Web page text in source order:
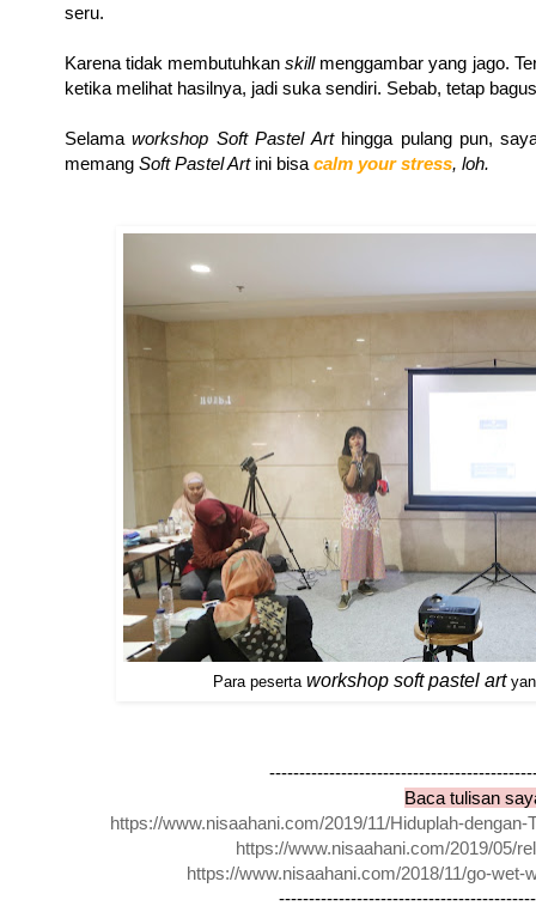
seru.
Karena tidak membutuhkanskill menggambar yang jago.
ketika melihat hasilnya, jadi suka sendiri. Sebab, tetap
Selamaworkshop Soft Pastel Art hingga pulang pun,
memang Soft Pastel Art ini bisa calm your stress, loh.
Para peserta workshop soft pastel art
Baca tulisan
https://www.nisaahani.com/2019/11/Hiduplah-
https://www.nisaahani.com/2019/05/
https://www.nisaahani.com/2018/11/go-